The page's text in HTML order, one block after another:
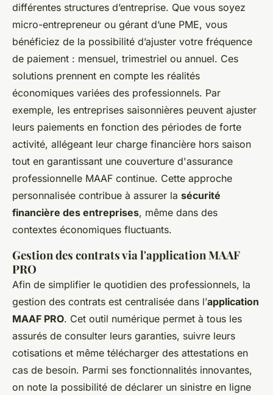
différentes structures d’entreprise. Que vous soyez
micro-entrepreneur ou gérant d’une PME, vous
bénéficiez de la possibilité d’ajuster votre fréquence
de paiement : mensuel, trimestriel ou annuel. Ces
solutions prennent en compte les réalités
économiques variées des professionnels. Par
exemple, les entreprises saisonnières peuvent ajuster
leurs paiements en fonction des périodes de forte
activité, allégeant leur charge financière hors saison
tout en garantissant une couverture d'assurance
professionnelle MAAF continue. Cette approche
personnalisée contribue à assurer la sécurité
financière des entreprises, même dans des
contextes économiques fluctuants.
Gestion des contrats via l'application MAAF
PRO
Afin de simplifier le quotidien des professionnels, la
gestion des contrats est centralisée dans l’application
MAAF PRO. Cet outil numérique permet à tous les
assurés de consulter leurs garanties, suivre leurs
cotisations et même télécharger des attestations en
cas de besoin. Parmi ses fonctionnalités innovantes,
on note la possibilité de déclarer un sinistre en ligne